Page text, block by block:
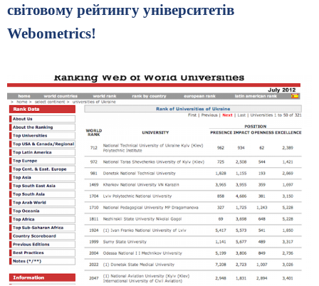
світовому рейтингу університетів
Webometrics!